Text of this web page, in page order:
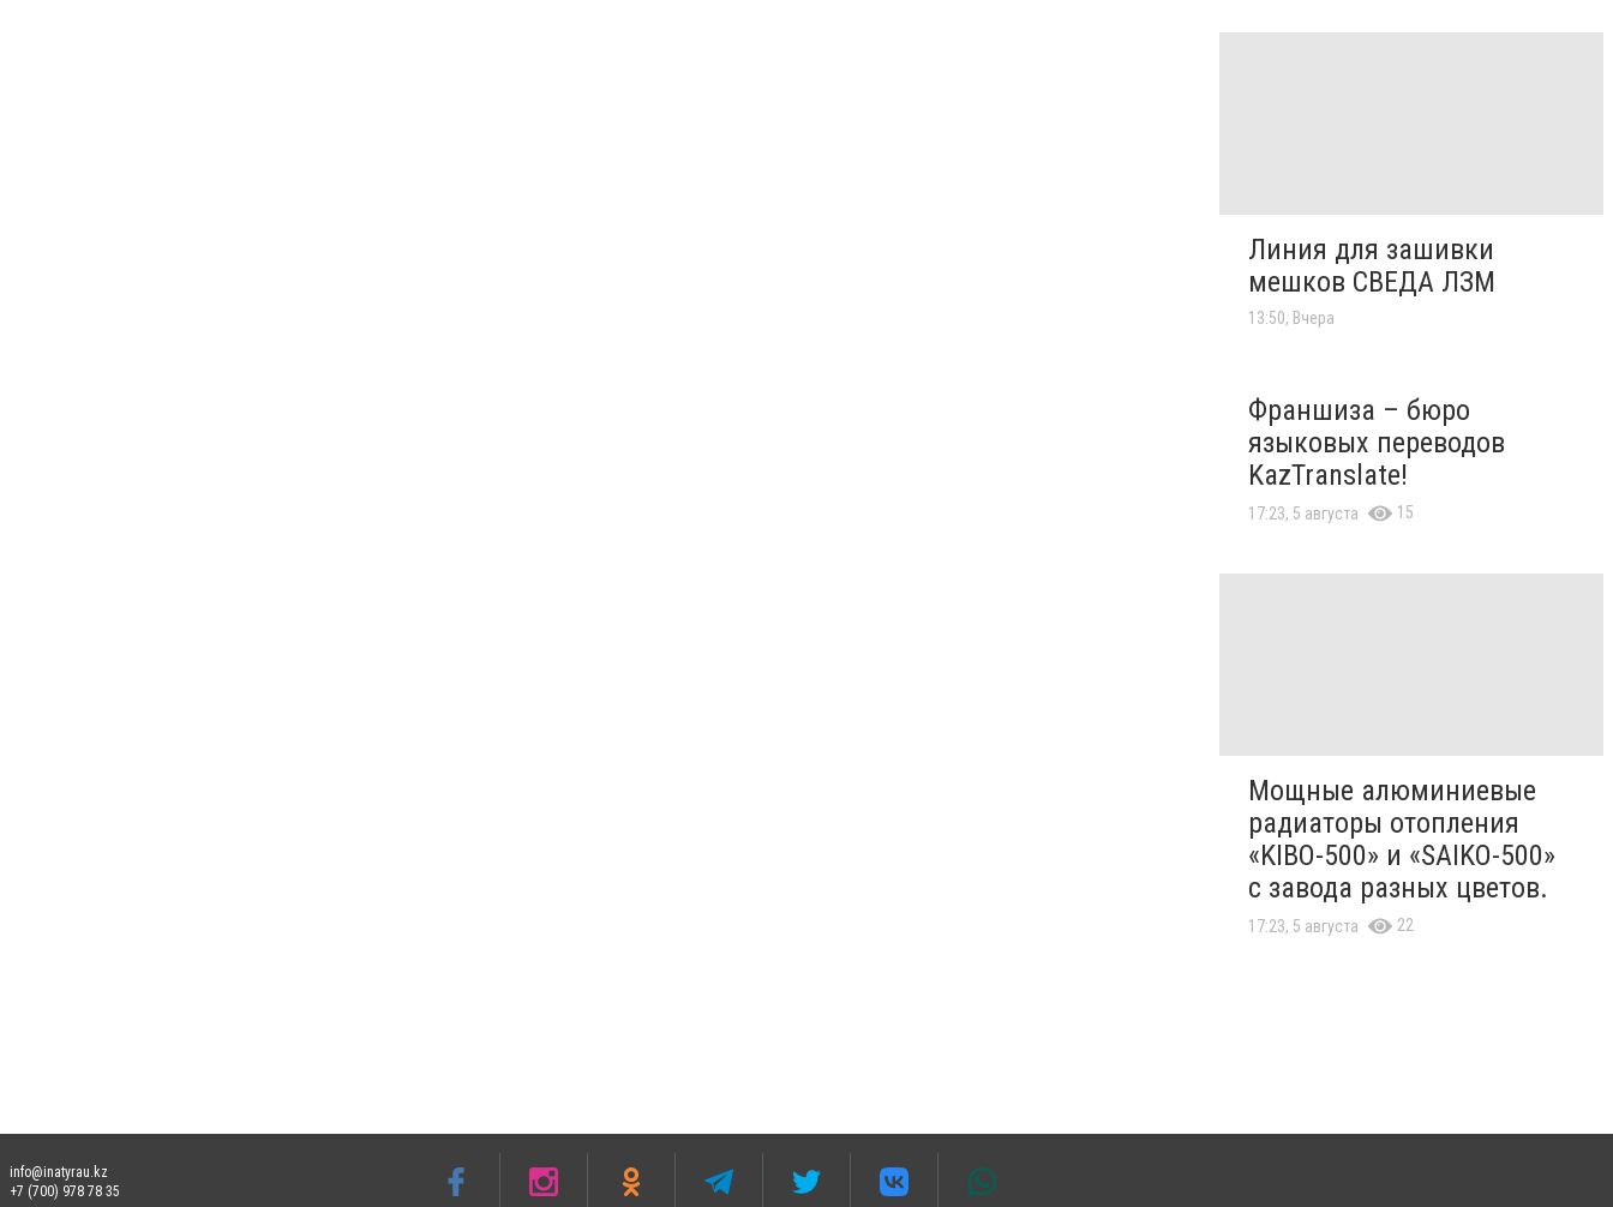
Линия для зашивки
мешков СВЕДА ЛЗМ
13:50, Вчера
Франшиза – бюро
языковых переводов
KazTranslate!
17:23, 5 августа 15
Мощные алюминиевые
радиаторы отопления
«KIBO-500» и «SAIKO-500»
с завода разных цветов.
17:23, 5 августа 22
info@inatyrau.kz
+7 (700) 978 78 35